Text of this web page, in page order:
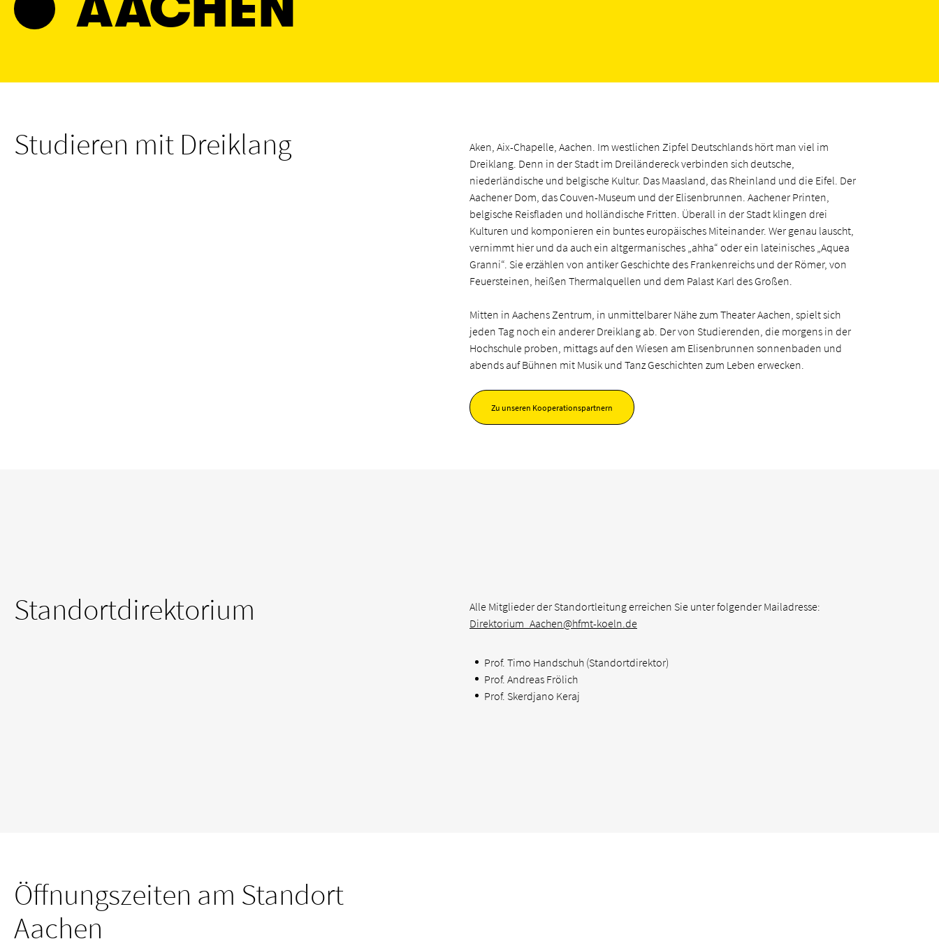
Studieren mit Dreiklang
Aken, Aix-Chapelle, Aachen. Im westlichen Zipfel Deutschlands hört man viel im
Dreiklang. Denn in der Stadt im Dreiländereck verbinden sich deutsche,
niederländische und belgische Kultur. Das Maasland, das Rheinland und die Eifel. Der
Aachener Dom, das Couven-Museum und der Elisenbrunnen. Aachener Printen,
belgische Reisfladen und holländische Fritten. Überall in der Stadt klingen drei
Kulturen und komponieren ein buntes europäisches Miteinander. Wer genau lauscht,
vernimmt hier und da auch ein altgermanisches „ahha“ oder ein lateinisches „Aquea
Granni“. Sie erzählen von antiker Geschichte des Frankenreichs und der Römer, von
Feuersteinen, heißen Thermalquellen und dem Palast Karl des Großen.
Mitten in Aachens Zentrum, in unmittelbarer Nähe zum Theater Aachen, spielt sich
jeden Tag noch ein anderer Dreiklang ab. Der von Studierenden, die morgens in der
Hochschule proben, mittags auf den Wiesen am Elisenbrunnen sonnenbaden und
abends auf Bühnen mit Musik und Tanz Geschichten zum Leben erwecken.
Zu unseren Kooperationspartnern
Standortdirektorium
Alle Mitglieder der Standortleitung erreichen Sie unter folgender Mailadresse:
Direktorium_Aachen@hfmt-koeln.de
Prof. Timo Handschuh (Standortdirektor)
Prof. Andreas Frölich
Prof. Skerdjano Keraj
Öffnungszeiten am Standort
Aachen